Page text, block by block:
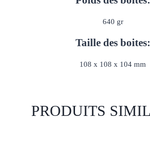
640 gr
Taille des boites:
108 x 108 x 104 mm
PRODUITS